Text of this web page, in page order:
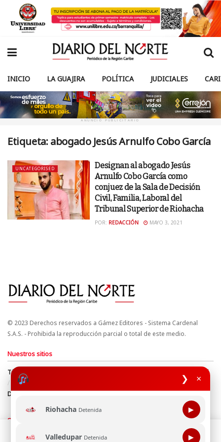
❯ ×
Riohacha Detenida ▶
Valledupar Detenida ▶
INICIO LA GUAJIRA POLÍTICA JUDICIALES
ANUNCIO PUBLICITARIO
Etiqueta: abogado Jesús Arnulfo Cobo García
UNCATEGORISED
Designan al abogado Jesús
Arnulfo Cobo García como
conjuez de la Sala de Decisión
Civil, Familia, Laboral del
Tribunal Superior de Riohacha
POR: REDACCIÓN MAYO 3, 2021
© 2023 Derechos reservados a Gámez Editores - Sistema Cardenal
S.A.S. - Prohibida la reproducción parcial o total de este medio.
Nuestros sitios
Términos y Condiciones
Derechos de Autor y Propiedad Intelectual
Política de uso de cookies
Política de Tratamiento de Datos
Directrices Editoriales
Síguenos
Esta página web usa cookie para mejorar tu experiencia de